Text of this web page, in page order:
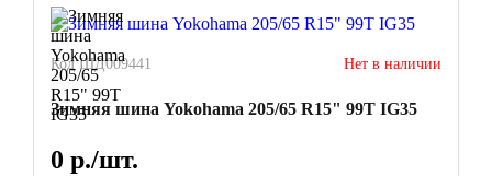
Код ШД009441 Нет в наличии
Зимняя шина Yokohama 205/65 R15" 99T IG35
0 р./шт.